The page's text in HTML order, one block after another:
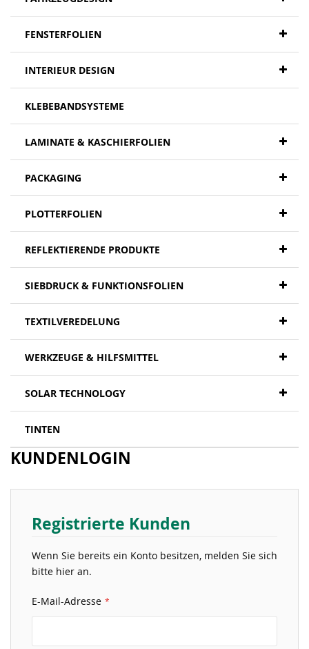
FENSTERFOLIEN
INTERIEUR DESIGN
KLEBEBANDSYSTEME
LAMINATE & KASCHIERFOLIEN
PACKAGING
PLOTTERFOLIEN
REFLEKTIERENDE PRODUKTE
SIEBDRUCK & FUNKTIONSFOLIEN
TEXTILVEREDELUNG
WERKZEUGE & HILFSMITTEL
SOLAR TECHNOLOGY
TINTEN
KUNDENLOGIN
Registrierte Kunden
Wenn Sie bereits ein Konto besitzen, melden Sie sich
bitte hier an.
E-Mail-Adresse